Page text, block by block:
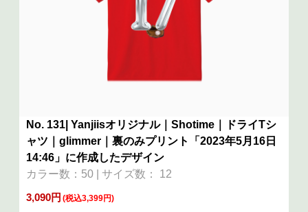
No. 131| Yanjiisオリジナル｜Shotime｜ドライTシ
ャツ｜glimmer｜裏のみプリント「2023年5月16日
14:46」に作成したデザイン
カラー数：50 | サイズ数： 12
3,090円 (税込3,399円)